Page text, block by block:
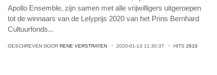
Apollo Ensemble, zijn samen met alle vrijwilligers uitgeroepen
tot de winnaars van de Lelyprijs 2020 van het Prins Bernhard
Cultuurfonds...
GESCHREVEN DOOR RENE VERSTRATEN 2020-01-13 11:30:37 HITS 2610